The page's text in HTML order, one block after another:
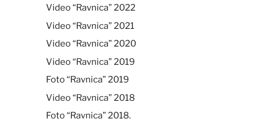
Video “Ravnica” 2022
Video “Ravnica” 2021
Video “Ravnica” 2020
Video “Ravnica” 2019
Foto “Ravnica” 2019
Video “Ravnica” 2018
Foto “Ravnica” 2018.